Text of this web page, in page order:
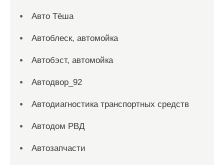
Авто Тёша
Автоблеск, автомойка
Автобэст, автомойка
Автодвор_92
Автодиагностика транспортных средств
Автодом РВД
Автозапчасти